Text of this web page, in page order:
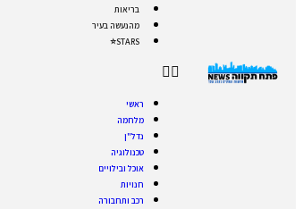
בריאות
מהנעשה בעיר
STARS⭐
ראשי
מלחמה
נדל"ן
טכנולוגיה
אוכל ובילויים
חנויות
רכב ותחבורה